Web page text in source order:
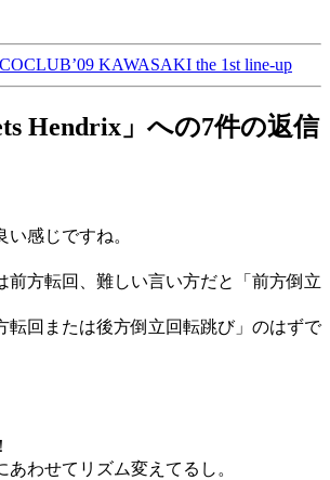
KAWASAKI the 1st line-up
Hendrix」への7件の返信
感じですね。
前方転回、難しい言い方だと「前方倒立
転回または後方倒立回転跳び」のはずで
あわせてリズム変えてるし。